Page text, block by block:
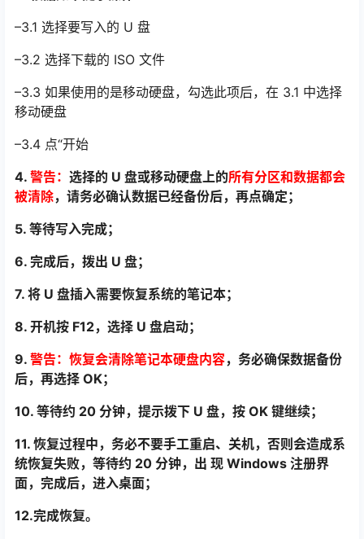
–3.1 选择要写入的 U 盘
–3.2 选择下载的 ISO 文件
–3.3 如果使用的是移动硬盘，勾选此项后，在 3.1 中选择
移动硬盘
–3.4 点“开始
4. 警告： 选择的 U 盘或移动硬盘上的所有分区和数据都会
被清除，请务必确认数据已经备份后，再点确定；
5. 等待写入完成；
6. 完成后，拨出 U 盘；
7. 将 U 盘插入需要恢复系统的笔记本；
8. 开机按 F12，选择 U 盘启动；
9. 警告：恢复会清除笔记本硬盘内容，务必确保数据备份
后，再选择 OK；
10. 等待约 20 分钟，提示拨下 U 盘，按 OK 键继续；
11. 恢复过程中，务必不要手工重启、关机，否则会造成系
统恢复失败，等待约 20 分钟，出 现 Windows 注册界
面，完成后，进入桌面；
12.完成恢复。